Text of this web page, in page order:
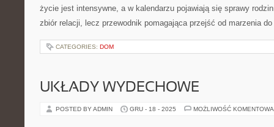
życie jest intensywne, a w kalendarzu pojawiają się sprawy
zbiór relacji, lecz przewodnik pomagająca przejść od marzenia
CATEGORIES: DOM
UKŁADY WYDECHOWE
POSTED BY ADMIN GRU - 18 - 2025 MOŻLIWOŚĆ